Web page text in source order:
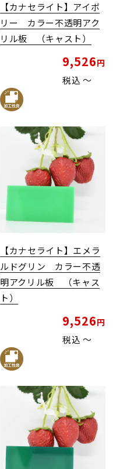
【カナセライト】アイボ
リー カラー不透明アク
リル板 （キャスト）
9,526
税込 〜
【カナセライト】エメラ
ルドグリン カラー不透
明アクリル板 （キャス
ト）
9,526
税込 〜